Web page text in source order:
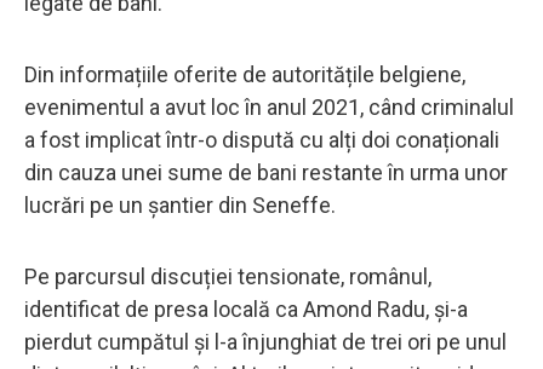
Din informațiile oferite de autoritățile belgiene,
evenimentul a avut loc în anul 2021, când criminalul
a fost implicat într-o dispută cu alți doi conaționali
din cauza unei sume de bani restante în urma unor
lucrări pe un șantier din Seneffe.
Pe parcursul discuției tensionate, românul,
identificat de presa locală ca Amond Radu, și-a
pierdut cumpătul și l-a înjunghiat de trei ori pe unul